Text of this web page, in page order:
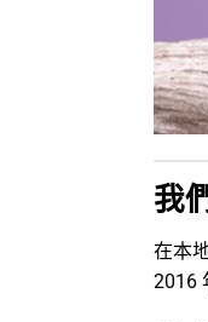
我
在本
2016